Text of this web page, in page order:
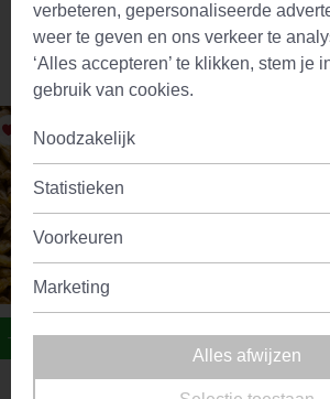
Vergelijkbare producten
verbeteren, gepersonaliseerde
weer te geven en ons verkeer te
‘Alles accepteren’ te klikken, stem je
gebruik van cookies.
Noodzakelijk
Statistieken
Voorkeuren
Marketing
Alles afwijzen